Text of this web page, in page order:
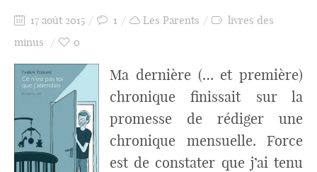
17 août 2015 1 Les Parents
livres des
minus
0
Ma dernière (… et première)
chronique finissait sur la
promesse de rédiger une
chronique mensuelle. Force
est de constater que j’ai tenu